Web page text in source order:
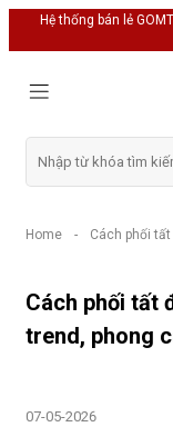
Hệ thống bán lẻ
Home - Cách phối
Cách phối tất
trend, phong
07-05-2026